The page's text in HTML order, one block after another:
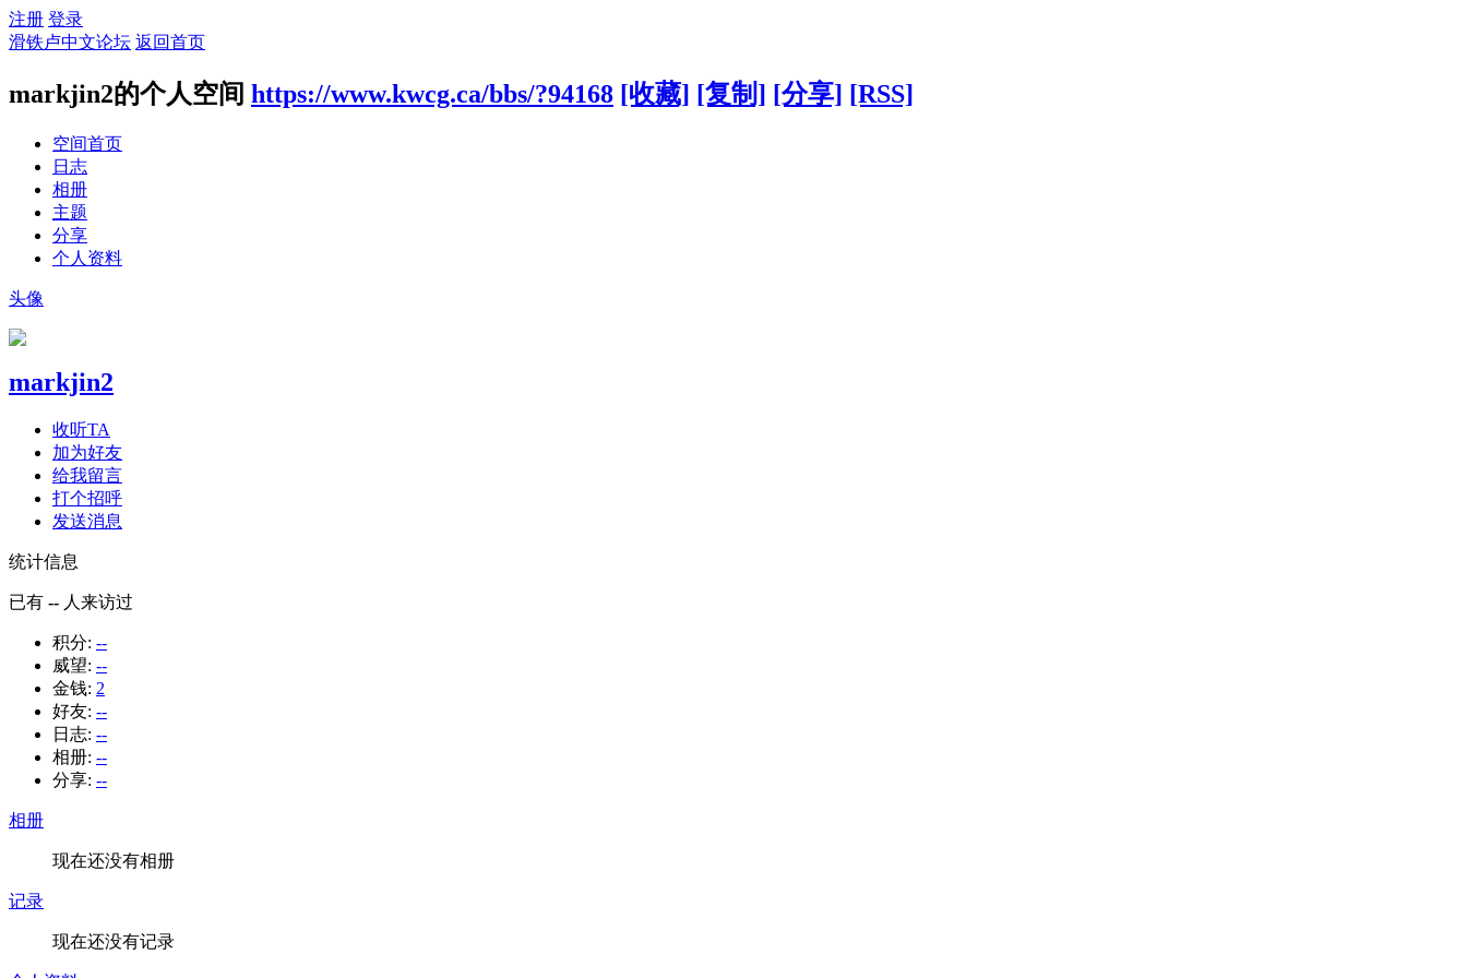
注册 登录
滑铁卢中文论坛 返回首页
markjin2的个人空间 https://www.kwcg.ca/bbs/?94168 [收藏] [复制] [分享] [RSS]
空间首页
日志
相册
主题
分享
个人资料
头像
markjin2
收听TA
加为好友
给我留言
打个招呼
发送消息
统计信息
已有 -- 人来访过
积分: --
威望: --
金钱: 2
好友: --
日志: --
相册: --
分享: --
相册
现在还没有相册
记录
现在还没有记录